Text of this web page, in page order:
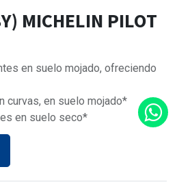
MICHELIN PILOT
en suelo mojado, ofreciendo
curvas, en suelo mojado*
en suelo seco*